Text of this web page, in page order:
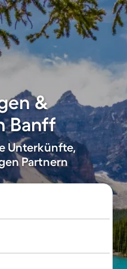
&
Banff
Unterkünfte,
Partnern